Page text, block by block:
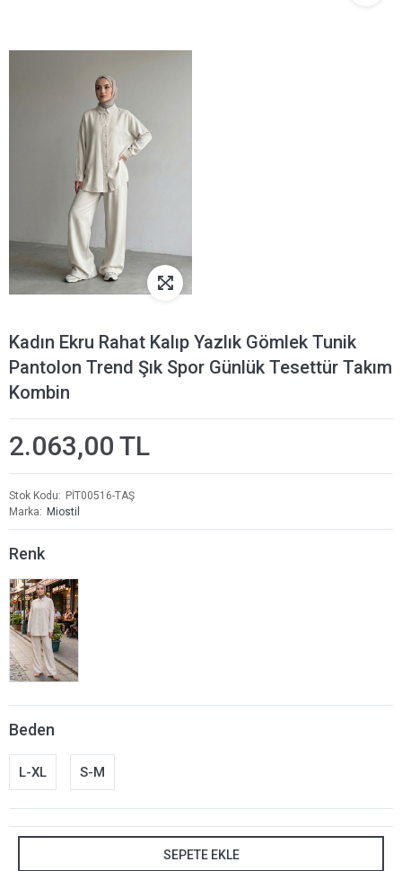
Kadın Ekru Rahat Kalıp Yazlık Gömlek Tunik
Pantolon Trend Şık Spor Günlük Tesettür Takım
Kombin
2.063,00 TL
Stok Kodu
PİT00516-TAŞ
Marka
Miostil
Renk
Beden
L-XL S-M
SEPETE EKLE